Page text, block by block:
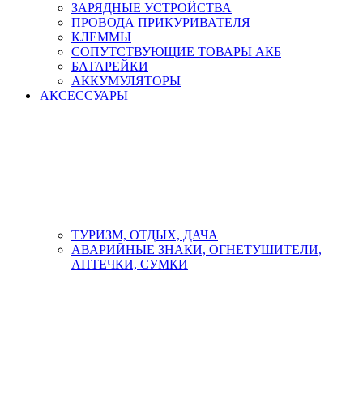
ЗАРЯДНЫЕ УСТРОЙСТВА
ПРОВОДА ПРИКУРИВАТЕЛЯ
КЛЕММЫ
СОПУТСТВУЮЩИЕ ТОВАРЫ АКБ
БАТАРЕЙКИ
АККУМУЛЯТОРЫ
АКСЕСCУАРЫ
ТУРИЗМ, ОТДЫХ, ДАЧА
АВАРИЙНЫЕ ЗНАКИ, ОГНЕТУШИТЕЛИ,
АПТЕЧКИ, СУМКИ